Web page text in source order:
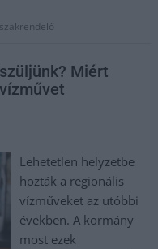
szakrendelő
Miért
Lehetetlen helyzetbe
hozták a regionális
vízműveket az utóbbi
években. A kormány
most ezek